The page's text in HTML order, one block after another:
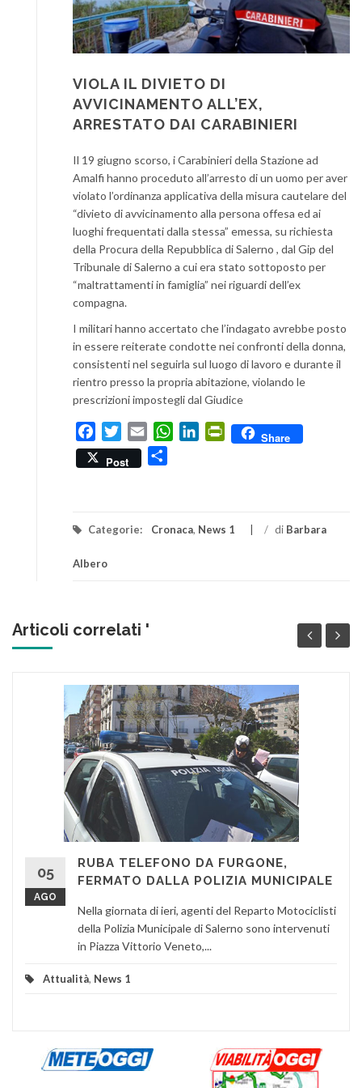
VIOLA IL DIVIETO DI
AVVICINAMENTO ALL’EX,
ARRESTATO DAI CARABINIERI
Il 19 giugno scorso, i Carabinieri della Stazione ad
Amalfi hanno proceduto all’arresto di un uomo per aver
violato l’ordinanza applicativa della misura cautelare del
“divieto di avvicinamento alla persona offesa ed ai
luoghi frequentati dalla stessa” emessa, su richiesta
della Procura della Repubblica di Salerno , dal Gip del
Tribunale di Salerno a cui era stato sottoposto per
“maltrattamenti in famiglia” nei riguardi dell’ex
compagna.
I militari hanno accertato che l’indagato avrebbe posto
in essere reiterate condotte nei confronti della donna,
consistenti nel seguirla sul luogo di lavoro e durante il
rientro presso la propria abitazione, violando le
prescrizioni impostegli dal Giudice
FacebookTwitterEmail WhatsApp
LinkedInPrintFriendly
Share
Post
Categorie: Cronaca, News 1 / di Barbara
Albero
Articoli correlati '
05
AGO
RUBA TELEFONO DA FURGONE,
FERMATO DALLA POLIZIA MUNICIPALE
Nella giornata di ieri, agenti del Reparto Motociclisti
della Polizia Municipale di Salerno sono intervenuti
in Piazza Vittorio Veneto,...
Attualità, News 1